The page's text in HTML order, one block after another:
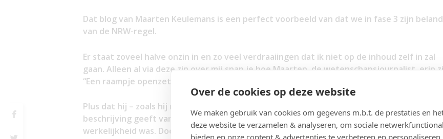
Over de cookies op deze website
We maken gebruik van cookies om gegevens m.b.t. de prestaties en
deze website te verzamelen & analyseren, om sociale
bieden en onze content & advertenties te verbeteren en personaliseren.
Dat blog van Maarten Keulemans is een perfect voorbeeld van dat we in fase 3 zijn beland
van de NRW-regel.
Er staat zoveel halve onzin in en zo veel verdraaiingen dat ik niet op de inhoud zelf in zal
gaan. Alleen al via deze zin over mij snap je hoe Maarten, de wetenschapsjournalist, erin
“Een raampje openzetten! En wég zou het virus zijn”.
Plus dat hij – zoals hij recentelijk ook bij een kamerlid had gedaan – een totaal andere
beschrijving geeft van mijn brief aan De Volkskrantjournalisten dan hoe deze in
werkelijkheid was. Door alleen het begin van mijn brief aan journalisten van De Volkskrant